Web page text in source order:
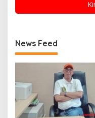
News Feed